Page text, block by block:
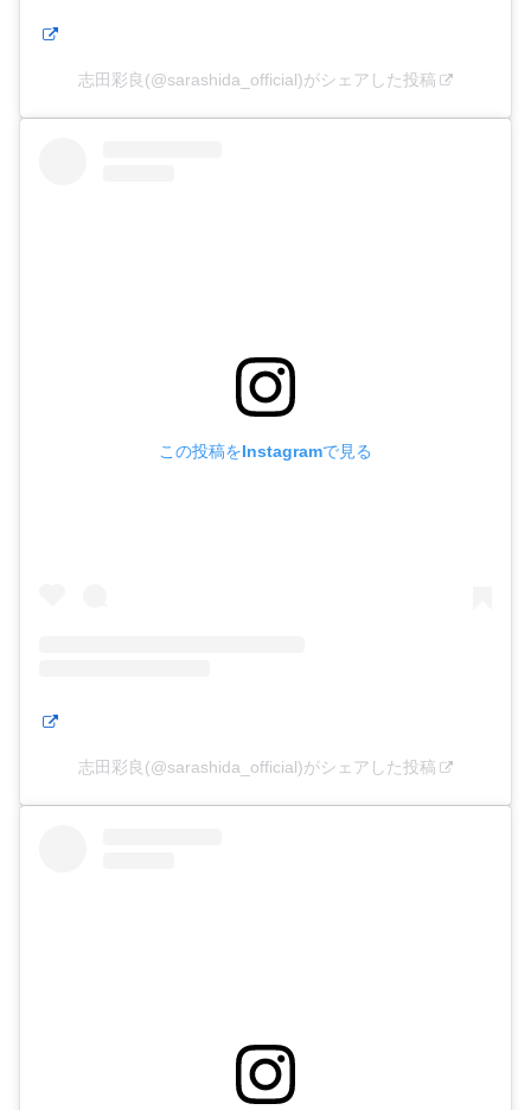
志田彩良(@sarashida_official)がシェアした投稿
この投稿をInstagramで見る
志田彩良(@sarashida_official)がシェアした投稿